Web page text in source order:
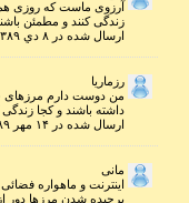
آرزوی ماست که روزی
زندگی کنند و مطمئن
ارسال شده در ۸ دي ۱۳۸۹ ساعت ۱۷ و ۰۶ دقیقه
رزماریا
من دوست دارم مرزهای
داشته باشند و کجا
ارسال شده در ۱۴ مهر ۱۳۸۹ ساعت ۹ و ۴۴ دقیقه
مانی
اینترنت و ماهواره
برچیده شدن مرزها دور